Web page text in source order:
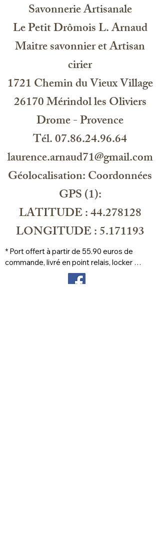
Savonnerie Artisanale
Le Petit Drômois L. Arnaud
Maitre savonnier et Artisan
cirier
1721 Chemin du Vieux Village
26170 Mérindol les Oliviers
Drome - Provence
Tél. 07.86.24.96.64
laurence.arnaud71@gmail.com
Géolocalisation: Coordonnées
GPS (1):
LATITUDE : 44.278128
LONGITUDE : 5.171193
* Port offert à partir de 55.90 euros de
commande, livré en point relais, locker